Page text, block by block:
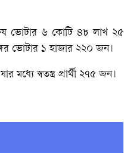
ভোটার ৬ কোটি ৪৮ লাখ ২৫
ভোটার ১ হাজার ২২০ জন।
স্বতন্ত্র প্রার্থী ২৭৫ জন।